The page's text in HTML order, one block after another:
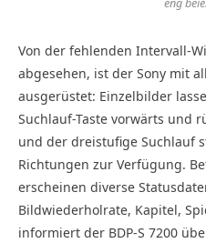
Von der fehlenden Intervall-
abgesehen, ist der Sony mit
ausgerüstet: Einzelbilder
Suchlauf-Taste vorwärts und
und der dreistufige Suchlauf
Richtungen zur Verfügung.
erscheinen diverse
Bildwiederholrate, Kapitel,
informiert der BDP-S 7200